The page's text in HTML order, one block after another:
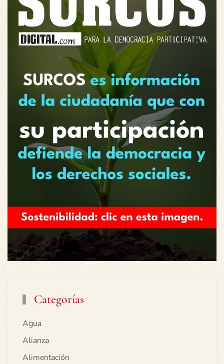
Categorías
Agua
Alianza
Alimentación